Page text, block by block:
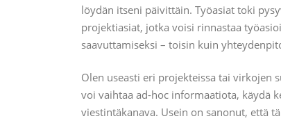
löydän itseni päivittäin. Työasiat toki
projektiasiat, jotka voisi rinnastaa
saavuttamiseksi – toisin kuin
Olen useasti eri projekteissa tai virkojen
voi vaihtaa ad-hoc informaatiota, käydä
viestintäkanava. Usein on sanonut, että